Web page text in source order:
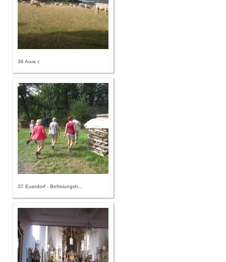
36 Aura c
37 Euerdorf - Befreiungsh...